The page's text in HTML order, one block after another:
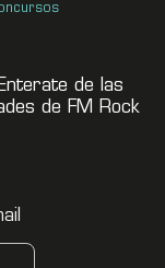
de las
de FM Rock